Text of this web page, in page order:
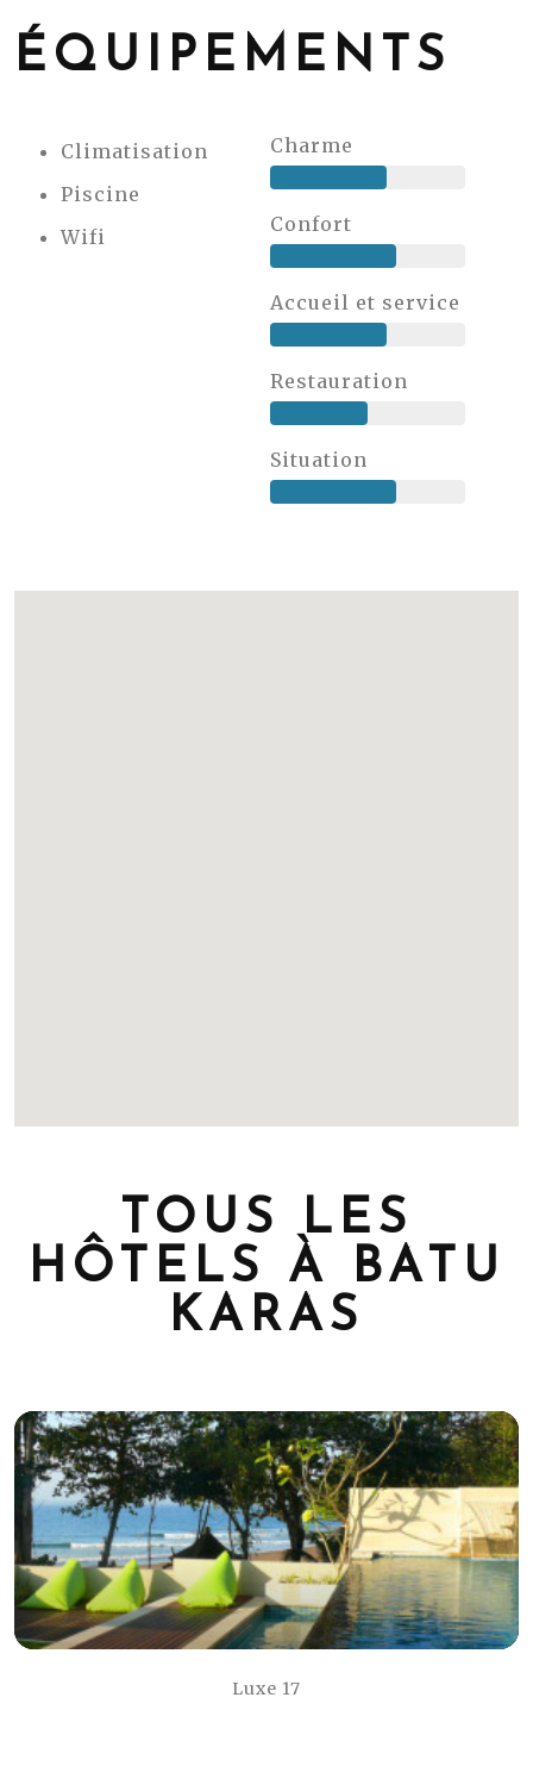
ÉQUIPEMENTS
Climatisation
Piscine
Wifi
Charme
Confort
Accueil et service
Restauration
Situation
TOUS LES
HÔTELS À BATU
KARAS
Luxe 17